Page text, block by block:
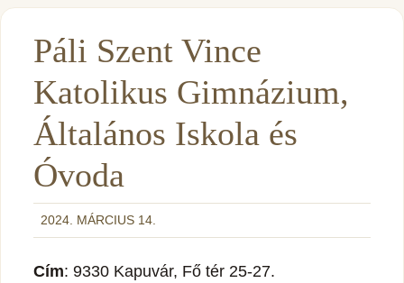
Páli Szent Vince
Katolikus Gimnázium,
Általános Iskola és
Óvoda
2024. MÁRCIUS 14.
Cím: 9330 Kapuvár, Fő tér 25-27.